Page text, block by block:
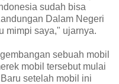
sudah bisa
Dalam Negeri
mimpi saya," ujarnya.
sebuah mobil
mobil tersebut mulai
setelah mobil ini